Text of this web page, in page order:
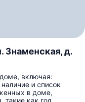
Знаменская, д.
включая:
и список
в доме,
такие как год